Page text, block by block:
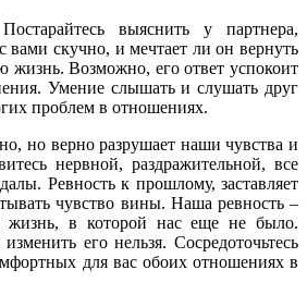
выяснить у партнера,
вами скучно, и мечтает ли он вернуть
Возможно, его ответ успокоит
Умение слышать и слушать друг
проблем в отношениях.
но верно разрушает наши чувства и
нервной, раздражительной, все
Ревность к прошлому, заставляет
чувство вины. Наша ревность –
жизнь, в которой нас еще не было.
его нельзя. Сосредоточьтесь
для вас обоих отношениях в